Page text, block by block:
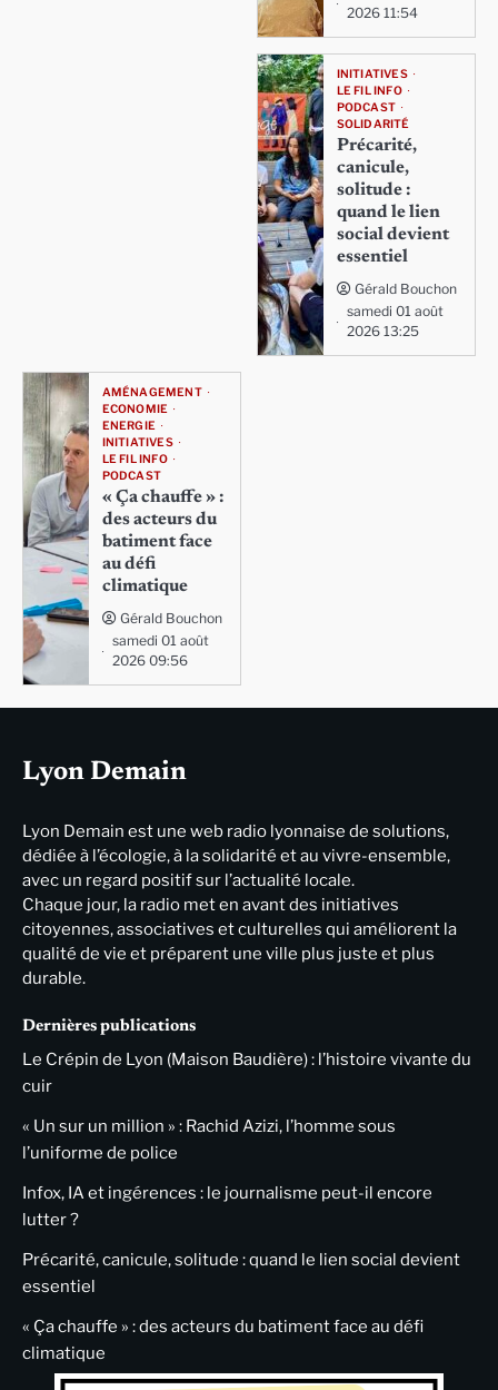
2026 11:54
INITIATIVES
LE FIL INFO
PODCAST
SOLIDARITÉ
Précarité,
canicule,
solitude :
quand le lien
social devient
essentiel
Gérald Bouchon
samedi 01 août
2026 13:25
AMÉNAGEMENT
ECONOMIE
ENERGIE
INITIATIVES
LE FIL INFO
PODCAST
« Ça chauffe » :
des acteurs du
batiment face
au défi
climatique
Gérald Bouchon
samedi 01 août
2026 09:56
Lyon Demain
Lyon Demain est une web radio lyonnaise de solutions,
dédiée à l’écologie, à la solidarité et au vivre-ensemble,
avec un regard positif sur l’actualité locale.
Chaque jour, la radio met en avant des initiatives
citoyennes, associatives et culturelles qui améliorent la
qualité de vie et préparent une ville plus juste et plus
durable.
Dernières publications
Le Crépin de Lyon (Maison Baudière) : l’histoire vivante du
cuir
« Un sur un million » : Rachid Azizi, l’homme sous
l’uniforme de police
Infox, IA et ingérences : le journalisme peut-il encore
lutter ?
Précarité, canicule, solitude : quand le lien social devient
essentiel
« Ça chauffe » : des acteurs du batiment face au défi
climatique